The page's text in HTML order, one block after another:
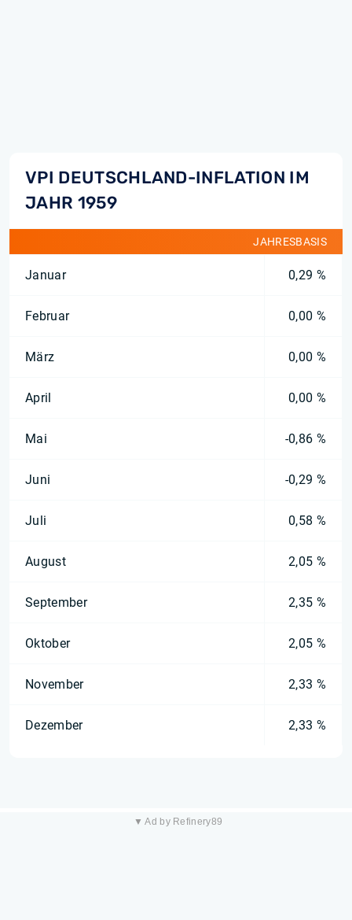
VPI DEUTSCHLAND-INFLATION IM
JAHR 1959
JAHRESBASIS
Januar 0,29 %
Februar 0,00 %
März 0,00 %
April 0,00 %
Mai -0,86 %
Juni -0,29 %
Juli 0,58 %
August 2,05 %
September 2,35 %
Oktober 2,05 %
November 2,33 %
Dezember 2,33 %
▼ Ad by Refinery89